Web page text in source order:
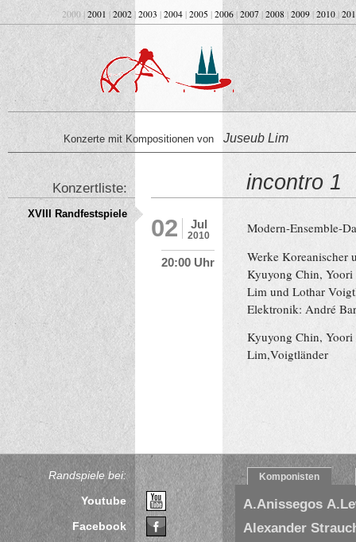
2000 | 2001 | 2002 | 2003 | 2004 | 2005 | 2006| 2007 | 2008 | 2009 | 2010|
Konzerte mit Kompositionen von Juseub Lim
incontro 1
Jul
2010
02
20:00 Uhr
Modern-Ensemble-
Werke Koreanischer
Kyuyong Chin,
Lim und Lothar
Elektronik: André
Kyuyong Chin,
Lim,Voigtländer
Konzertliste:
XVIII Randfestspiele
Randspiele bei:
Youtube
Facebook
Komponisten
A.Anissegos
Alexander